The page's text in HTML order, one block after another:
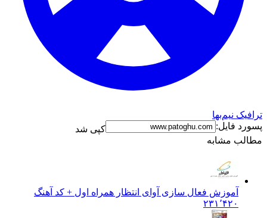
ترافیک نیم‌بها
پسورد فایل:
کپی شد
مطالب مشابه
آموزش فعال سازی آوای انتظار همراه اول + کد آهنگ
۲۳۱٬۴۲۰